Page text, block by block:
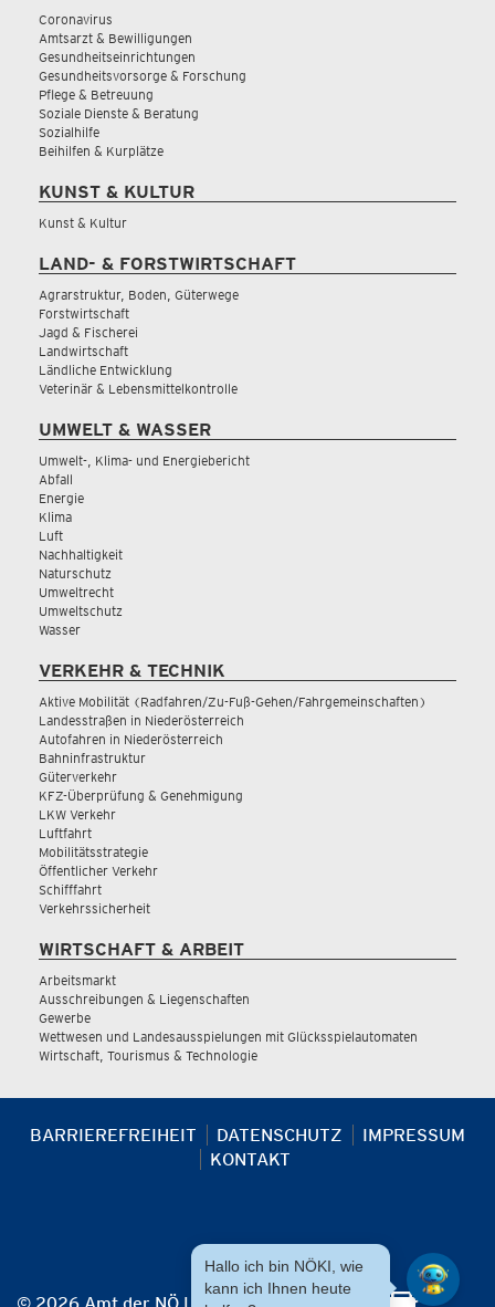
Coronavirus
Amtsarzt & Bewilligungen
Gesundheitseinrichtungen
Gesundheitsvorsorge & Forschung
Pflege & Betreuung
Soziale Dienste & Beratung
Sozialhilfe
Beihilfen & Kurplätze
KUNST & KULTUR
Kunst & Kultur
LAND- & FORSTWIRTSCHAFT
Agrarstruktur, Boden, Güterwege
Forstwirtschaft
Jagd & Fischerei
Landwirtschaft
Ländliche Entwicklung
Veterinär & Lebensmittelkontrolle
UMWELT & WASSER
Umwelt-, Klima- und Energiebericht
Abfall
Energie
Klima
Luft
Nachhaltigkeit
Naturschutz
Umweltrecht
Umweltschutz
Wasser
VERKEHR & TECHNIK
Aktive Mobilität (Radfahren/Zu-Fuß-Gehen/Fahrgemeinschaften)
Landesstraßen in Niederösterreich
Autofahren in Niederösterreich
Bahninfrastruktur
Güterverkehr
KFZ-Überprüfung & Genehmigung
LKW Verkehr
Luftfahrt
Mobilitätsstrategie
Öffentlicher Verkehr
Schifffahrt
Verkehrssicherheit
WIRTSCHAFT & ARBEIT
Arbeitsmarkt
Ausschreibungen & Liegenschaften
Gewerbe
Wettwesen und Landesausspielungen mit Glücksspielautomaten
Wirtschaft, Tourismus & Technologie
BARRIEREFREIHEIT DATENSCHUTZ
IMPRESSUM
KONTAKT
Hallo ich bin NÖKI, wie
kann ich Ihnen heute